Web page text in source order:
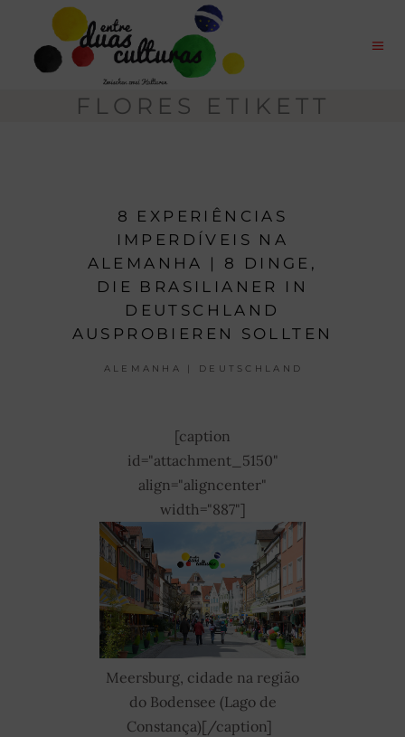
FLORES ETIKETT
8 EXPERIÊNCIAS
IMPERDÍVEIS NA
ALEMANHA | 8 DINGE,
DIE BRASILIANER IN
DEUTSCHLAND
AUSPROBIEREN SOLLTEN
ALEMANHA | DEUTSCHLAND
[caption
id="attachment_5150"
align="aligncenter"
width="887"]
Meersburg, cidade na região
do Bodensee (Lago de
Constança)[/caption]